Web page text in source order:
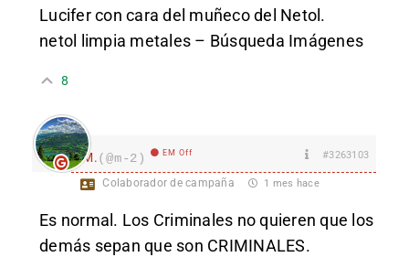
Lucifer con cara del muñeco del Netol.
netol limpia metales – Búsqueda Imágenes
8
M.(@m-2) EM Off #3263103
Colaborador de campaña 1 mes hace
Es normal. Los Criminales no quieren que los
demás sepan que son CRIMINALES.